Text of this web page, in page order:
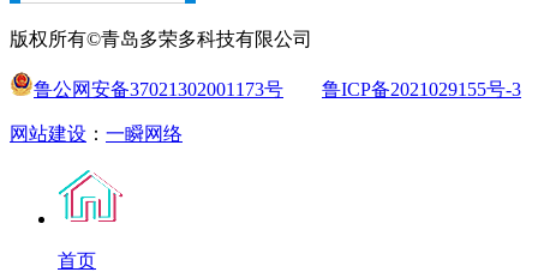
版权所有©青岛多荣多科技有限公司
鲁公网安备37021302001173号 鲁ICP备2021029155号-3
网站建设 ： 一瞬网络
首页